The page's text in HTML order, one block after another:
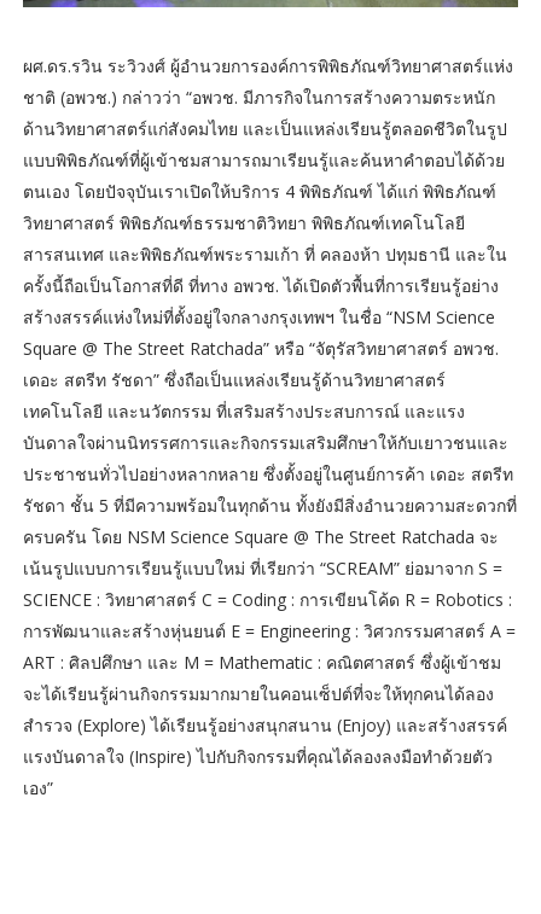
ผศ.ดร.รวิน ระวิวงศ์ ผู้อำนวยการองค์การพิพิธภัณฑ์วิทยาศาสตร์แห่ง
ชาติ (อพวช.) กล่าวว่า “อพวช. มีภารกิจในการสร้างความตระหนัก
ด้านวิทยาศาสตร์แก่สังคมไทย และเป็นแหล่งเรียนรู้ตลอดชีวิตในรูป
แบบพิพิธภัณฑ์ที่ผู้เข้าชมสามารถมาเรียนรู้และค้นหาคำตอบได้ด้วย
ตนเอง โดยปัจจุบันเราเปิดให้บริการ 4 พิพิธภัณฑ์ ได้แก่ พิพิธภัณฑ์
วิทยาศาสตร์ พิพิธภัณฑ์ธรรมชาติวิทยา พิพิธภัณฑ์เทคโนโลยี
สารสนเทศ และพิพิธภัณฑ์พระรามเก้า ที่ คลองห้า ปทุมธานี และใน
ครั้งนี้ถือเป็นโอกาสที่ดี ที่ทาง อพวช. ได้เปิดตัวพื้นที่การเรียนรู้อย่าง
สร้างสรรค์แห่งใหม่ที่ตั้งอยู่ใจกลางกรุงเทพฯ ในชื่อ “NSM Science
Square @ The Street Ratchada” หรือ “จัตุรัสวิทยาศาสตร์ อพวช.
เดอะ สตรีท รัชดา” ซึ่งถือเป็นแหล่งเรียนรู้ด้านวิทยาศาสตร์
เทคโนโลยี และนวัตกรรม ที่เสริมสร้างประสบการณ์ และแรง
บันดาลใจผ่านนิทรรศการและกิจกรรมเสริมศึกษาให้กับเยาวชนและ
ประชาชนทั่วไปอย่างหลากหลาย ซึ่งตั้งอยู่ในศูนย์การค้า เดอะ สตรีท
รัชดา ชั้น 5 ที่มีความพร้อมในทุกด้าน ทั้งยังมีสิ่งอำนวยความสะดวกที่
ครบครัน โดย NSM Science Square @ The Street Ratchada จะ
เน้นรูปแบบการเรียนรู้แบบใหม่ ที่เรียกว่า “SCREAM” ย่อมาจาก S =
SCIENCE : วิทยาศาสตร์ C = Coding : การเขียนโค้ด R = Robotics :
การพัฒนาและสร้างหุ่นยนต์ E = Engineering : วิศวกรรมศาสตร์ A =
ART : ศิลปศึกษา และ M = Mathematic : คณิตศาสตร์ ซึ่งผู้เข้าชม
จะได้เรียนรู้ผ่านกิจกรรมมากมายในคอนเซ็ปต์ที่จะให้ทุกคนได้ลอง
สำรวจ (Explore) ได้เรียนรู้อย่างสนุกสนาน (Enjoy) และสร้างสรรค์
แรงบันดาลใจ (Inspire) ไปกับกิจกรรมที่คุณได้ลองลงมือทำด้วยตัว
เอง”